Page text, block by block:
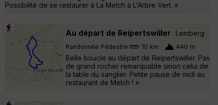
Possibilité de se restaurer à La Melch à L'Arbre Vert. »
Au départ de Reipertswiller Lemberg
Randonnée Pédestre 10 km 440 m
Belle boucle au départ de Reipertswiller. Pas
de grand rocher remarquable sinon celui de
la table du sanglier. Petite pause de midi au
restaurant de Melch ! »